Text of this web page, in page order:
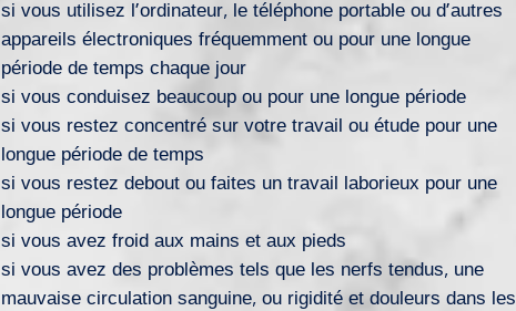
si vous utilisez l’ordinateur, le téléphone portable ou d’autres
appareils électroniques fréquemment ou pour une longue
période de temps chaque jour
si vous conduisez beaucoup ou pour une longue période
si vous restez concentré sur votre travail ou étude pour une
longue période de temps
si vous restez debout ou faites un travail laborieux pour une
longue période
si vous avez froid aux mains et aux pieds
si vous avez des problèmes tels que les nerfs tendus, une
mauvaise circulation sanguine, ou rigidité et douleurs dans les